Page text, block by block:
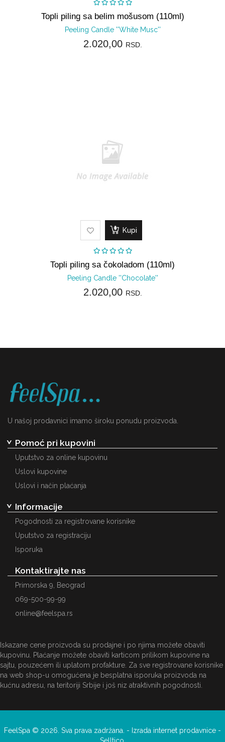
Topli piling sa belim mošusom (110ml)
Peeling Candle ''White Musc''
2.020,00 RSD.
Kupi
Topli piling sa čokoladom (110ml)
Peeling Candle ''Chocolate''
2.020,00 RSD.
U našoj prodavnici imamo široku ponudu proizvoda.
Pomoć pri kupovini
Uputstvo za online kupovinu
Uslovi kupovine
Uslovi i način plaćanja
Informacije
Pogodnosti za registrovane korisnike
Uputstvo za registraciju
Isporuka
Kontaktirajte nas
Primorska 9, Beograd
069-500-99-99
online@feelspa.rs
Iskazane cene proizvoda su prodajne i po njima možete obaviti
kupovinu. Plaćanje možete obaviti karticom prilikom kupovine na
sajtu, pouzećem ili uplatom profakture. Za sve registrovane korisnike
na web shop-u omogućena je besplatna isporuka proizvoda na
kućnu adresu, na teritoriji Srbije i još niz atraktivnih pogodnosti.
FeelSpa © 2026. Sva prava zadržana. - Izrada internet prodavnice -